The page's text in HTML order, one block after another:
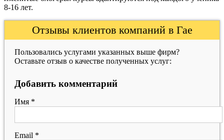
8-16 лет.
Отзывы клиентов компаний в Гае
Пользовались услугами указанных выше фирм?
Оставьте отзыв о качестве полученных услуг:
Добавить комментарий
Имя *
Email *